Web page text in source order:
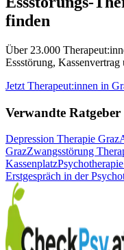
finden
Über 23.000
Essstörung,
Jetzt Therapeut:innen in
Verwandte Ratgeber
Depression Therapie Graz
GrazZwangsstörung
Kassenplatz
Erstgespräch in der